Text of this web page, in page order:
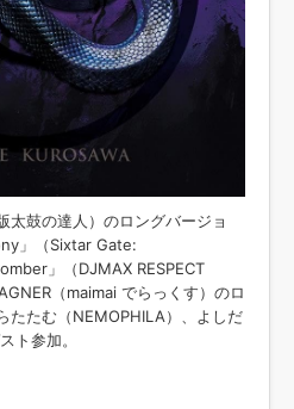
太鼓の達人）のロングバージョ
」（Sixtar Gate:
」（DJMAX RESPECT
（maimai でらっくす）のロ
たたむ（NEMOPHILA）、よしだ
ト参加。